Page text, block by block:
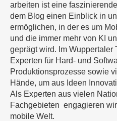
arbeiten ist eine
dem Blog einen Einblick in
ermöglichen, in der es um
und die immer mehr von KI
geprägt wird. Im Wuppertaler
Experten für Hard- und
Produktionsprozesse sowie
Hände, um aus Ideen
Als Experten aus vielen
Fachgebieten engagieren
mobile Welt.